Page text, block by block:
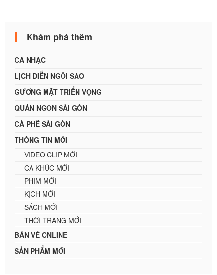
Khám phá thêm
CA NHẠC
LỊCH DIỄN NGÔI SAO
GƯƠNG MẶT TRIỂN VỌNG
QUÁN NGON SÀI GÒN
CÀ PHÊ SÀI GÒN
THÔNG TIN MỚI
VIDEO CLIP MỚI
CA KHÚC MỚI
PHIM MỚI
KỊCH MỚI
SÁCH MỚI
THỜI TRANG MỚI
BÁN VÉ ONLINE
SẢN PHẨM MỚI